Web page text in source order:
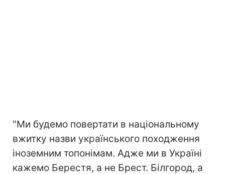
"Ми будемо повертати в національному
вжитку назви українського походження
іноземним топонімам. Адже ми в Україні
кажемо Берестя, а не Брест. Білгород, а